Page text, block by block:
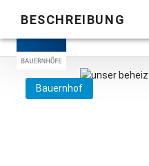
BESCHREIBUNG
Bauernhof